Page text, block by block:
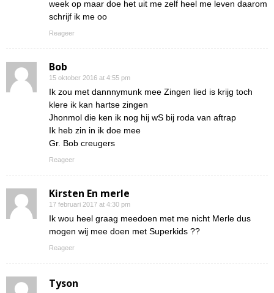
week op maar doe het uit me zelf heel me leven daarom
schrijf ik me oo
Reageer
Bob
15 oktober 2016 at 4:55 pm
Ik zou met dannnymunk mee Zingen lied is krijg toch
klere ik kan hartse zingen
Jhonmol die ken ik nog hij wS bij roda van aftrap
Ik heb zin in ik doe mee
Gr. Bob creugers
Reageer
Kirsten En merle
17 februari 2017 at 4:30 pm
Ik wou heel graag meedoen met me nicht Merle dus
mogen wij mee doen met Superkids ??
Reageer
Tyson